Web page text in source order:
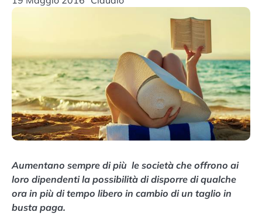
Aumentano sempre di più le società che offrono ai
loro dipendenti la possibilità di disporre di qualche
ora in più di tempo libero in cambio di un taglio in
busta paga.